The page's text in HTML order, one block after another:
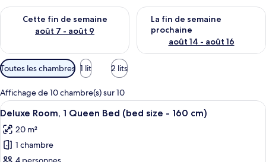
Cette fin de semaine
août 7 - août 9
Vérifier la disponibilité pour cette fin de semaine août 7 -
La fin de semaine
prochaine
août 14 - août 16
Vérifier la disponibilité pour
Filtres
disponibles
pour
les
chambres
Toutes les chambres 1 lit 2 lits
Affichage de 10 chambre(s) sur 10
Afficher
toutes
les
photos
Une chambre d’hôtel moderne
9
Deluxe Room, 1 Queen Bed (bed size - 160 cm)
20 m²
1 chambre